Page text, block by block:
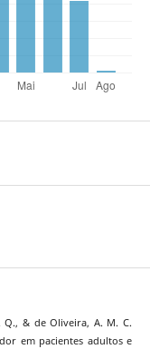
Q., & de Oliveira, A. M. C.
em pacientes adultos e